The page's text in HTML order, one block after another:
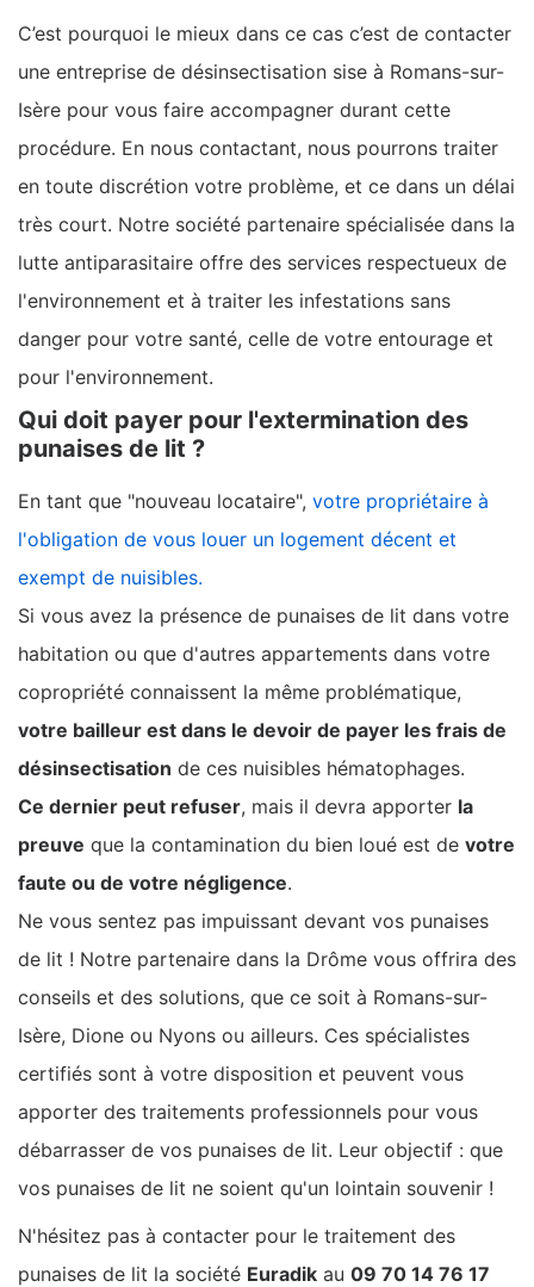
C’est pourquoi le mieux dans ce cas c’est de contacter
une entreprise de désinsectisation sise à Romans-sur-
Isère pour vous faire accompagner durant cette
procédure. En nous contactant, nous pourrons traiter
en toute discrétion votre problème, et ce dans un délai
très court. Notre société partenaire spécialisée dans la
lutte antiparasitaire offre des services respectueux de
l'environnement et à traiter les infestations sans
danger pour votre santé, celle de votre entourage et
pour l'environnement.
Qui doit payer pour l'extermination des
punaises de lit ?
En tant que "nouveau locataire", votre propriétaire à
l'obligation de vous louer un logement décent et
exempt de nuisibles.
Si vous avez la présence de punaises de lit dans votre
habitation ou que d'autres appartements dans votre
copropriété connaissent la même problématique,
votre bailleur est dans le devoir de payer les frais de
désinsectisation de ces nuisibles hématophages.
Ce dernier peut refuser, mais il devra apporter la
preuve que la contamination du bien loué est de votre
faute ou de votre négligence.
Ne vous sentez pas impuissant devant vos punaises
de lit ! Notre partenaire dans la Drôme vous offrira des
conseils et des solutions, que ce soit à Romans-sur-
Isère, Dione ou Nyons ou ailleurs. Ces spécialistes
certifiés sont à votre disposition et peuvent vous
apporter des traitements professionnels pour vous
débarrasser de vos punaises de lit. Leur objectif : que
vos punaises de lit ne soient qu'un lointain souvenir !
N'hésitez pas à contacter pour le traitement des
punaises de lit la société Euradik au 09 70 14 76 17